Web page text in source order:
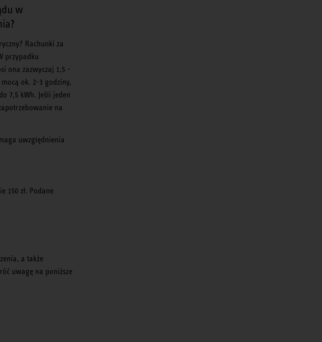
w
Rachunki za
przypadku
ona zazwyczaj 1,5 -
ok. 2-3 godziny,
7,5 kWh. Jeśli jeden
na
uwzględnienia
150 zł. Podane
a także
uwagę na poniższe